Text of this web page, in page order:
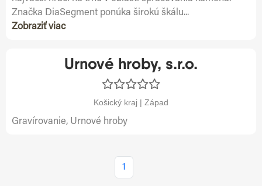
Značka DiaSegment ponúka širokú škálu...
Zobraziť viac
Urnové hroby, s.r.o.
Košický kraj | Západ
Gravírovanie, Urnové hroby
1